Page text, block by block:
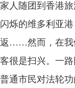
随团到香港旅
烁的维多利亚
……然而，在我
很是扫兴。一
通市民对法轮功